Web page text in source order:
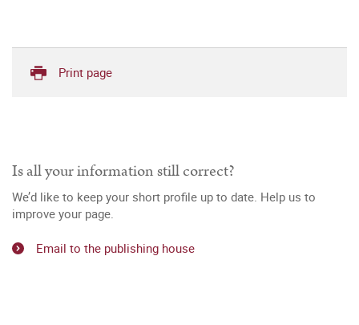
Print page
Is all your information still correct?
We’d like to keep your short profile up to date. Help us to
improve your page.
Email to the publishing house